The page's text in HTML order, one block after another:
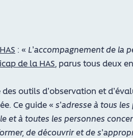
: « L’accompagnement de la
de la HAS , parus tous deux
outils d’observation et
Ce guide « s’adresse à tous
et à toutes les personnes
de découvrir et de